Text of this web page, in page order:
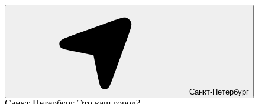
Санкт-Петербург